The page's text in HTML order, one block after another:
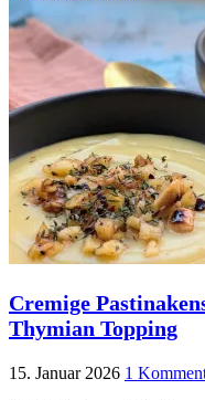
Cremige
Thymian Topping
15. Januar 2026 1